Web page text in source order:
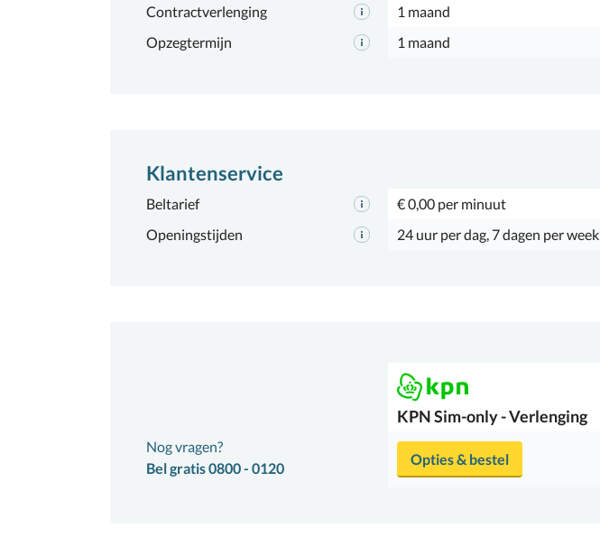
Contractverlenging
1 maand
Opzegtermijn
1 maand
Klantenservice
Beltarief
€ 0,00 per minuut
Openingstijden
24 uur per dag, 7 dagen per week
KPNSim-only - Verlenging
Nog vragen?
Bel gratis 0800 - 0120
Opties & bestel